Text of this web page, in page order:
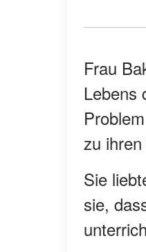
Frau
Lebens
zu
Sie
sie,